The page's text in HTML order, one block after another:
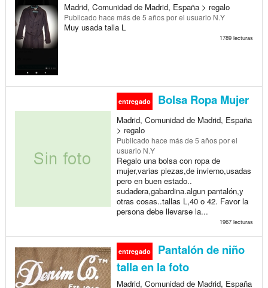
Madrid, Comunidad de Madrid, España > regalo
Publicado hace más de 5 añospor el usuario N.Y
Muy usada talla L
1789 lecturas
entregado Bolsa Ropa Mujer
Madrid, Comunidad de Madrid, España
> regalo
Publicado hace más de 5 añospor el
usuario N.Y
Regalo una bolsa con ropa de
mujer,varias piezas,de invierno,usadas
pero en buen estado..
sudadera,gabardina.algun pantalón,y
otras cosas..tallas L,40 o 42. Favor la
persona debe llevarse la...
1967 lecturas
entregado
Pantalón de niño
talla en la foto
Madrid, Comunidad de Madrid, España